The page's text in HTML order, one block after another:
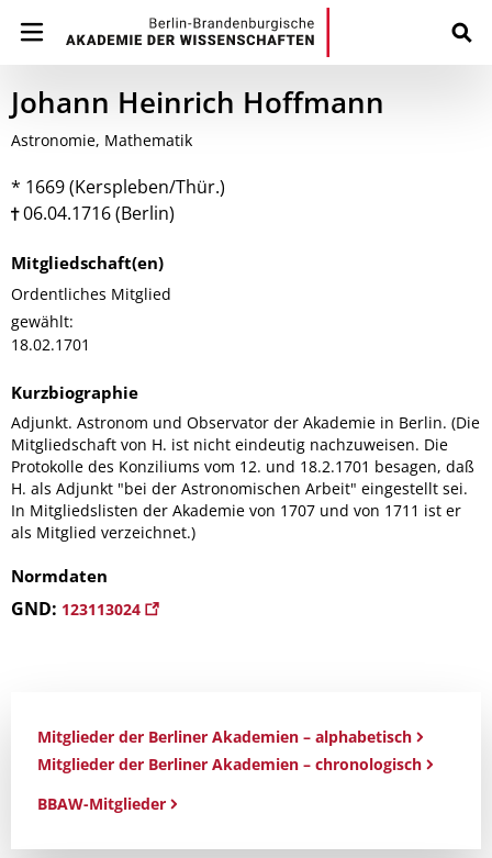
Johann Heinrich Hoffmann
Astronomie, Mathematik
* 1669 (Kerspleben/Thür.)
06.04.1716 (Berlin)
Mitgliedschaft(en)
Ordentliches Mitglied
gewählt:
18.02.1701
Kurzbiographie
Adjunkt. Astronom und Observator der Akademie in Berlin. (Die
Mitgliedschaft von H. ist nicht eindeutig nachzuweisen. Die
Protokolle des Konziliums vom 12. und 18.2.1701 besagen, daß
H. als Adjunkt "bei der Astronomischen Arbeit" eingestellt sei.
In Mitgliedslisten der Akademie von 1707 und von 1711 ist er
als Mitglied verzeichnet.)
Normdaten
GND: 123113024
Mitglieder der Berliner Akademien – alphabetisch
Mitglieder der Berliner Akademien – chronologisch
BBAW-Mitglieder